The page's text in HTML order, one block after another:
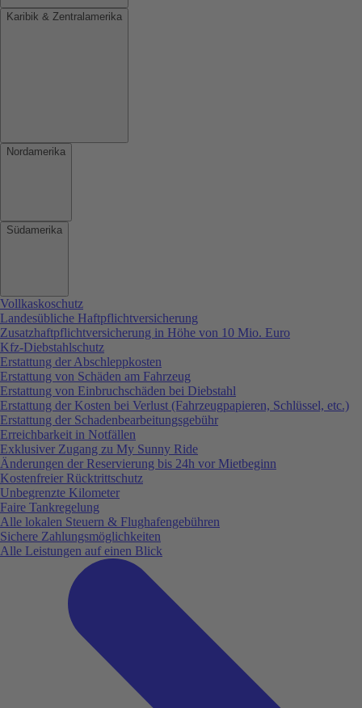
Karibik & Zentralamerika
Nordamerika
Südamerika
Vollkaskoschutz
Landesübliche Haftpflichtversicherung
Zusatzhaftpflichtversicherung in Höhe von 10 Mio. Euro
Kfz-Diebstahlschutz
Erstattung der Abschleppkosten
Erstattung von Schäden am Fahrzeug
Erstattung von Einbruchschäden bei Diebstahl
Erstattung der Kosten bei Verlust (Fahrzeugpapieren, Schlüssel, etc.)
Erstattung der Schadenbearbeitungsgebühr
Erreichbarkeit in Notfällen
Exklusiver Zugang zu My Sunny Ride
Änderungen der Reservierung bis 24h vor Mietbeginn
Kostenfreier Rücktrittschutz
Unbegrenzte Kilometer
Faire Tankregelung
Alle lokalen Steuern & Flughafengebühren
Sichere Zahlungsmöglichkeiten
Alle Leistungen auf einen Blick